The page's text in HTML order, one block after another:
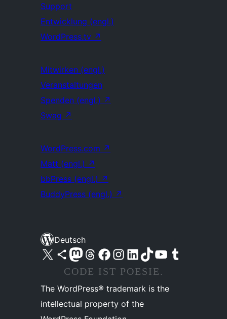
Support
Entwicklung (engl.)
WordPress.tv ↗
Mitwirken (engl.)
Veranstaltungen
Spenden (engl.) ↗
Swag ↗
WordPress.com ↗
Matt (engl.) ↗
bbPress (engl.) ↗
BuddyPress (engl.) ↗
Deutsch
Unser X-Konto (früher Twitter) besuchen
Unser Bluesky-Konto besuchen
Unser Mastodon-Konto besuchen
Unser Threads-Konto besuchen
Unsere Facebook-Seite besuchen
Unser Instagram-Konto besuchen
Unser LinkedIn-Konto besuchen
Unser TikTok-Konto besuchen
Unseren YouTube-Kanal besuchen
Unser Tumblr-Konto besuchen
CODE IST POESIE.
The WordPress® trademark is the
intellectual property of the